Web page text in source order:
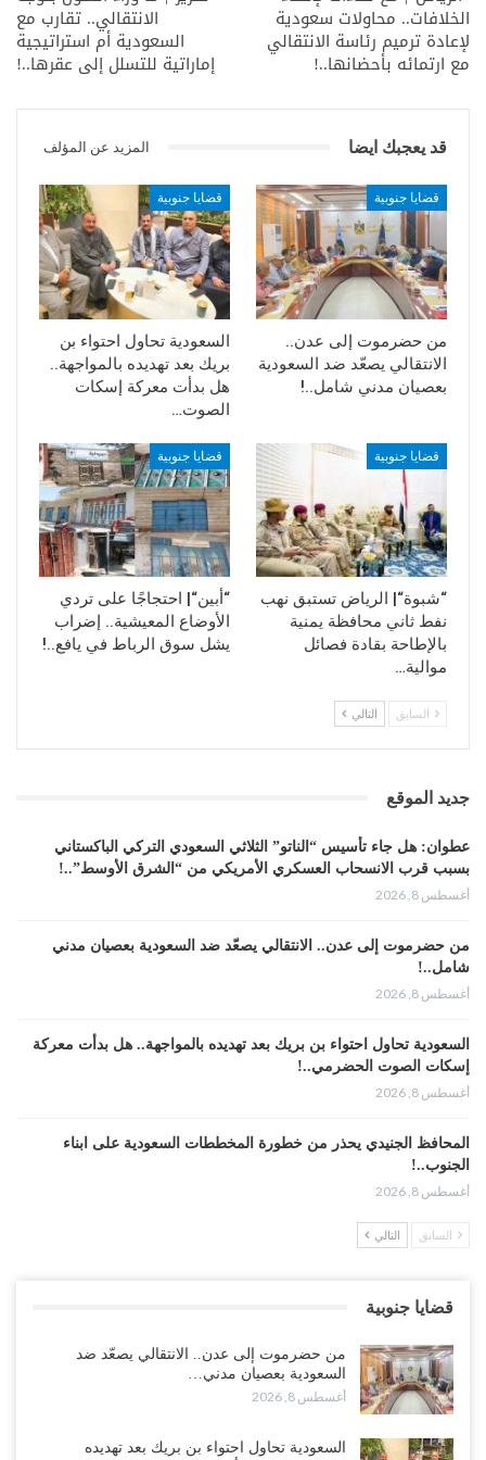
ولم يتضح ما اذا كان الانتقالي يرتب لفعالية سياسية بهذه
المنطقة الملغومة أم مجرد تصعيد عسكري في ضوء تلويحه
في اليمن يتفرد بموجبها بتمثيل الجنوب.
الخلافات.. محاولات سعودية
لإعادة ترميم رئاسة الانتقالي
مع ارتمائه بأحضانها..!
الانتقالي.. تقارب مع
السعودية أم استراتيجية
إماراتية للتسلل إلى عقرها..!
قد يعجبك ايضا المزيد عن المؤلف
قضايا جنوبية
من حضرموت إلى عدن..
الانتقالي يصعّد ضد السعودية
بعصيان مدني شامل..!
قضايا جنوبية
السعودية تحاول احتواء بن
بريك بعد تهديده بالمواجهة..
هل بدأت معركة إسكات
الصوت…
قضايا جنوبية
“شبوة“| الرياض تستبق نهب
نفط ثاني محافظة يمنية
بالإطاحة بقادة فصائل
موالية…
قضايا جنوبية
“أبين“| احتجاجًا على تردي
الأوضاع المعيشية.. إضراب
يشل سوق الرباط في يافع..!
السابق التالي
جديد الموقع
عطوان: هل جاء تأسيس “الناتو” الثلاثي السعودي التركي الباكستاني
بسبب قرب الانسحاب العسكري الأمريكي من “الشرق الأوسط”..!
أغسطس 8, 2026
من حضرموت إلى عدن.. الانتقالي يصعّد ضد السعودية بعصيان مدني
شامل..!
أغسطس 8, 2026
السعودية تحاول احتواء بن بريك بعد تهديده بالمواجهة.. هل بدأت معركة
إسكات الصوت الحضرمي..!
أغسطس 8, 2026
المحافظ الجنيدي يحذر من خطورة المخططات السعودية على ابناء
الجنوب..!
أغسطس 8, 2026
“تقرير“| تفوق استخباري يغيّر قواعد الاشتباك.. كيف أحبطت صنعاء
فصائل موالية للإمارات..!
أغسطس 7, 2026
“أبين“| احتجاجًا على تردي الأوضاع المعيشية.. إضراب يشل سوق الرباط
السابق التالي
قضايا جنوبية
من حضرموت إلى عدن.. الانتقالي يصعّد ضد
السعودية بعصيان مدني…
أغسطس 8, 2026
السعودية تحاول احتواء بن بريك بعد تهديده